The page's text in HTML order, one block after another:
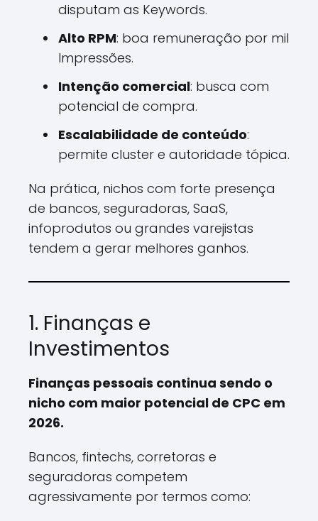
disputam as Keywords.
Alto RPM: boa remuneração por mil
Impressões.
Intenção comercial: busca com
potencial de compra.
Escalabilidade de conteúdo:
permite cluster e autoridade tópica.
Na prática, nichos com forte presença
de bancos, seguradoras, SaaS,
infoprodutos ou grandes varejistas
tendem a gerar melhores ganhos.
1. Finanças e
Investimentos
Finanças pessoais continua sendo o
nicho com maior potencial de CPC em
2026.
Bancos, fintechs, corretoras e
seguradoras competem
agressivamente por termos como: